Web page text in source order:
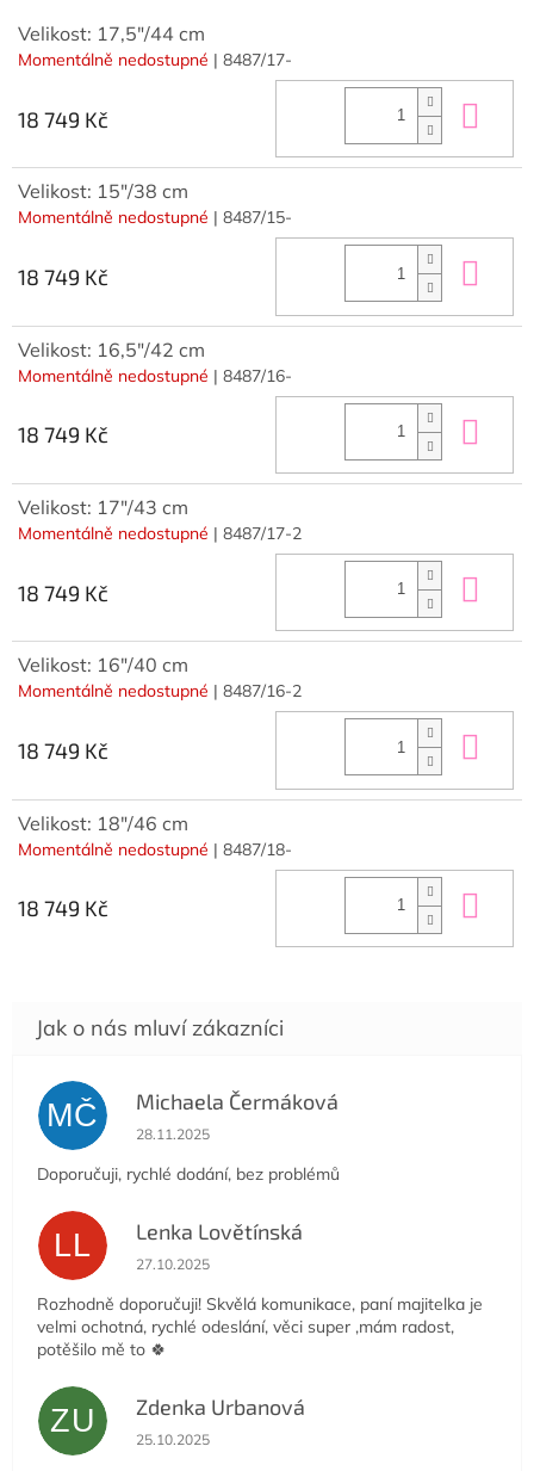
Velikost: 17,5"/44 cm
Momentálně nedostupné | 8487/17-
18 749 Kč
Velikost: 15"/38 cm
Momentálně nedostupné | 8487/15-
18 749 Kč
Velikost: 16,5"/42 cm
Momentálně nedostupné | 8487/16-
18 749 Kč
Velikost: 17"/43 cm
Momentálně nedostupné | 8487/17-2
18 749 Kč
Velikost: 16"/40 cm
Momentálně nedostupné | 8487/16-2
18 749 Kč
Velikost: 18"/46 cm
Momentálně nedostupné | 8487/18-
18 749 Kč
MČ Michaela Čermáková
Hodnocení obchodu je 5 z 5 hvězdiček.
28.11.2025
Doporučuji, rychlé dodání, bez problémů
LL Lenka Lovětínská
Hodnocení obchodu je 5 z 5 hvězdiček.
27.10.2025
Rozhodně doporučuji! Skvělá komunikace, paní majitelka je
velmi ochotná, rychlé odeslání, věci super ,mám radost,
potěšilo mě to 🍀
ZU Zdenka Urbanová
Hodnocení obchodu je 5 z 5 hvězdiček.
25.10.2025